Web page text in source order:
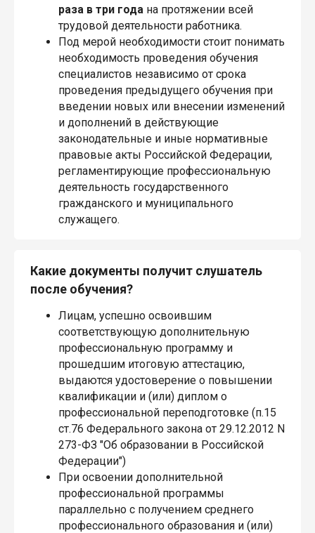
раза в три года на протяжении всей
трудовой деятельности работника.
Под мерой необходимости стоит понимать
необходимость проведения обучения
специалистов независимо от срока
проведения предыдущего обучения при
введении новых или внесении изменений
и дополнений в действующие
законодательные и иные нормативные
правовые акты Российской Федерации,
регламентирующие профессиональную
деятельность государственного
гражданского и муниципального
служащего.
Какие документы получит слушатель
после обучения?
Лицам, успешно освоившим
соответствующую дополнительную
профессиональную программу и
прошедшим итоговую аттестацию,
выдаются удостоверение о повышении
квалификации и (или) диплом о
профессиональной переподготовке (п.15
ст.76 Федерального закона от 29.12.2012 N
273-ФЗ "Об образовании в Российской
Федерации")
При освоении дополнительной
профессиональной программы
параллельно с получением среднего
профессионального образования и (или)